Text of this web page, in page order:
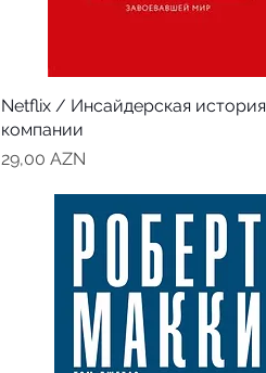
Netflix / Инсайдерская история
компании
Цена
29,00 AZN